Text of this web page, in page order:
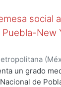
y con
de seguir
social
New
, 2012-06-08)
un grado
de